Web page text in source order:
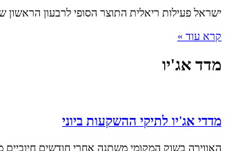
ישראל פעילות ריאלית התוצר הסופי לרבעון הראשון של 2026 שהושפע ממלחמת "שאגת הארי", הצביע על התכווצות של 3.8% שוק
קרא עוד »
מדד אג'יו
מדדי אג'יו לתיקי ההשקעות ביוני
האווירה בשוק המקומי משתנה אחרי חודשים